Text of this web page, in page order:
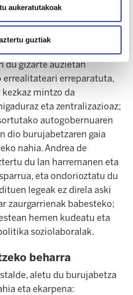
aukeratutakoak
guztiak
eta herri ekimenaren
bestalde, uste du
2015ean UPN foru
ekarritako“aldaketa”,
du gizarte auzietan
errealitateari erreparatuta,
mintzo da
eta zentralizazioaz;
autogobernuaren
dio burujabetzaren gaia
nahia. Andrea de
du lan harremanen eta
eta ondorioztatu du
legeak ez direla aski
zaurgarrienak babesteko;
hemen kudeatu eta
soziolaboralak.
beharra
aletu du burujabetza
eta ekarpena: